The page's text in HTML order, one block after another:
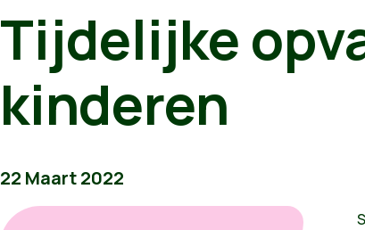
Tijdelijke
kinderen
22 Maart 2022